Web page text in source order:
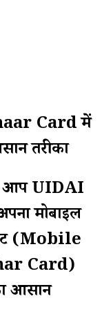
Card में
तरीका
UIDAI
मोबाइल
(Mobile
Card)
आसान